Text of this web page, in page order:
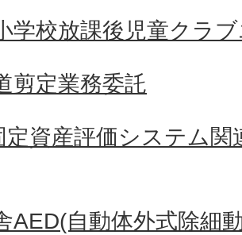
学校放課後児童クラ
剪定業務委託
定資産評価システム関
AED(自動体外式除細